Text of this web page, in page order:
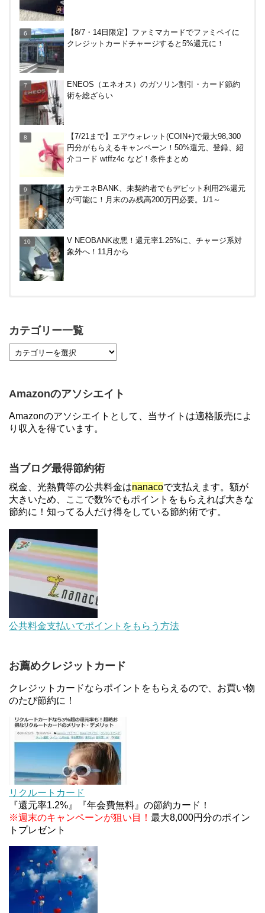
ッシュバック！中小企業店舗の対象店舗で。～8/31
【8/7・14日限定】ファミマカードでファミペイに
クレジットカードチャージすると5%還元に！
ENEOS（エネオス）のガソリン割引・カード節約
術を総ざらい
【7/21まで】エアウォレット(COIN+)で最大98,300
円分がもらえるキャンペーン！50%還元、登録、紹
介コード wtffz4c など！条件まとめ
カテエネBANK、未契約者でもデビット利用2%還元
が可能に！月末のみ残高200万円必要。1/1～
V NEOBANK改悪！還元率1.25%に、チャージ系対
象外へ！11月から
【7/21まで】エアウォレット(COIN+)で最大98,300
【2倍増量】PayPayカード、まるごとフラットリボ
登録と3回利用で10000ptがもらえるキャンペーン！
3/31まで
【解決】マリオットボンヴォイにログインできな
い、パスワード変更不可の原因はコレでした。
ソニーフィナンシャルグループの株主限定！2万円
もらえる口座開設キャンペーン。7/31まで
【対象者限定】楽天ペイで決済すると最大300ポイ
ントキャンペーン！～6/1
デジタルギフト改悪でいろいろ手数料徴収へ！8/3
～
au Pay等に等価交換できる「えらべるギフト」がフ
ァミリマートとミニストップで登場！WAON1%還
元で新ルート誕生！？
JCBカードWでApple Pay追加時のナビダイヤル
0570を回避する方法
住信SBIネット銀行のデビットカードPoint＋で最大
2%還元！V NEOバンクデビットとどっちが良い？
条件などまとめ
カテゴリー一覧
Amazonのアソシエイト
Amazonのアソシエイトとして、当サイトは適格販売によ
り収入を得ています。
当ブログ最得節約術
税金、光熱費等の公共料金はnanacoで支払えます。額が
大きいため、ここで数%でもポイントをもらえれば大きな
節約に！知ってる人だけ得をしている節約術です。
公共料金支払いでポイントをもらう方法
お薦めクレジットカード
クレジットカードならポイントをもらえるので、お買い物
のたび節約に！
リクルートカード
『還元率1.2%』『年会費無料』の節約カード！
※週末のキャンペーンが狙い目！ 最大8,000円分のポイン
トプレゼント